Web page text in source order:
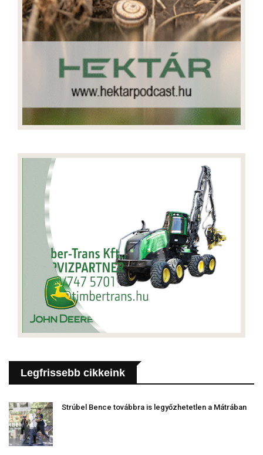
Legfrissebb cikkeink
Strúbel Bence továbbra is legyőzhetetlen a Mátrában